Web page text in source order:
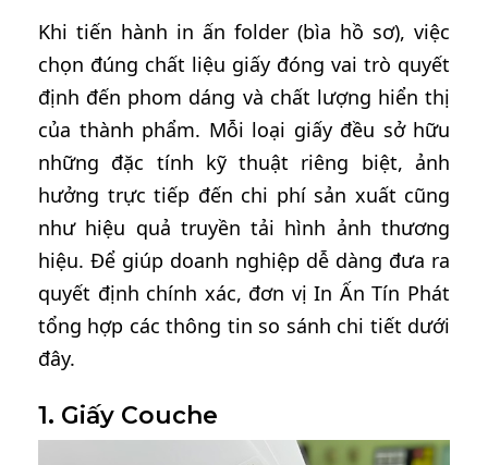
Khi tiến hành in ấn folder (bìa hồ sơ), việc
chọn đúng chất liệu giấy đóng vai trò quyết
định đến phom dáng và chất lượng hiển thị
của thành phẩm. Mỗi loại giấy đều sở hữu
những đặc tính kỹ thuật riêng biệt, ảnh
hưởng trực tiếp đến chi phí sản xuất cũng
như hiệu quả truyền tải hình ảnh thương
hiệu. Để giúp doanh nghiệp dễ dàng đưa ra
quyết định chính xác, đơn vị In Ấn Tín Phát
tổng hợp các thông tin so sánh chi tiết dưới
đây.
1. Giấy Couche